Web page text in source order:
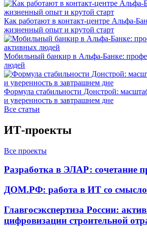
Как работают в контакт-центре Альфа-
жизненный опыт и крутой старт
Мобильный банкир в Альфа-Банке:
людей
Формула стабильности Донстрой:
и уверенность в завтрашнем дне
Все статьи
ИТ-проекты
Все проекты
Разработка в ЭЛАР: сочетание
ДОМ.РФ: работа в ИТ со
Главгосэкспертиза России:
цифровизации строительной